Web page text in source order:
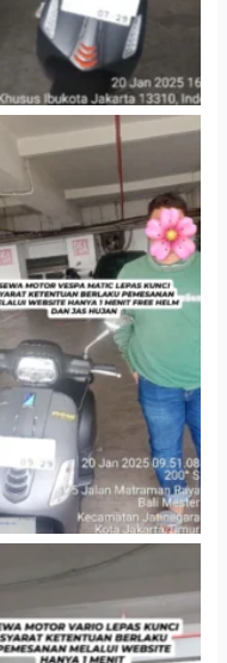
Cityplaza Jatinegara
Gedung Parkir P6A